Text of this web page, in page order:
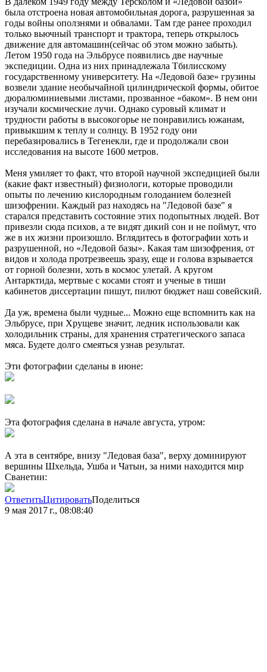
была отстроена новая автомобильная дорога, разрушенная за
годы войны оползнями и обвалами. Там где ранее проходил
только вьючный транспорт и трактора, теперь открылось
движение для автомашин(сейчас об этом можно забыть).
Летом 1950 года на Эльбрусе появились две научные
экспедиции. Одна из них принадлежала Тбилисскому
государственному университету. На «Ледовой базе» грузины
возвели здание необычайной цилиндрической формы, обитое
дюралюминиевыми листами, прозванное «баком». В нем они
изучали космические лучи. Однако суровый климат и
трудности работы в высокогорье не понравились южанам,
привыкшим к теплу и солнцу. В 1952 году они
перебазировались в Тегенекли, где и продолжали свои
исследования на высоте 1600 метров.
Меня умиляет то факт, что второй научной экспедицией были
(какие факт известный) физиологи, которые проводили
опыты по лечению кислородным голоданием болезней
шизофрении. Каждый раз находясь на "Ледовой базе" я
старался представить состояние этих подопытных людей. Вот
привезли сюда психов, а те видят дикий сон и не поймут, что
же в их жизни произошло. Вглядитесь в фотографии хоть и
разрушенной, но «Ледовой базы». Какая там шизофрения, от
видов и холода протрезвеешь зразу, еще и голова взрывается
от горной болезни, хоть в космос улетай. А кругом
Антарктида, мертвые с косами стоят и ученые в тиши
кабинетов диссертации пишут, пилют бюджет наш совейский.
Да уж, времена были чудные... Можно еще вспомнить как на
Эльбрусе, при Хрущеве значит, ледник использовали как
холодильник страны, для хранения стратегического запаса
мяса. Будете долго смеяться узнав результат.
Эти фотографии сделаны в июне:
Эта фотография сделана в начале августа, утром:
А эта в сентябре, внизу "Ледовая база", верху доминируют
вершины Шхельда, Ушба и Чатын, за ними находится мир
Сванетии:
ОтветитьЦитироватьПоделиться
9 мая 2017 г., 08:08:40